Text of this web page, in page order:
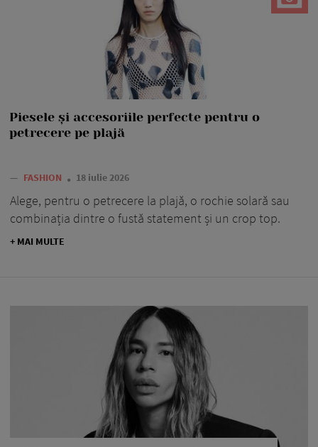
Piesele și accesoriile perfecte pentru o
petrecere pe plajă
— FASHION 18 iulie 2026
Alege, pentru o petrecere la plajă, o rochie solară sau
combinația dintre o fustă statement și un crop top.
+ MAI MULTE